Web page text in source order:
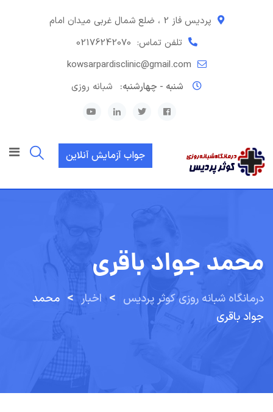
پردیس فاز 2 ، ضلع شمال غربی میدان امام
تلفن تماس: 02176242070
kowsarpardisclinic@gmail.com
شنبه - چهارشنبه:
شبانه روزی
جواب آزمایش آنلاین
محمد جواد باقری
درمانگاه شبانه روزی کوثر پردیس > اخبار > محمد
جواد باقری